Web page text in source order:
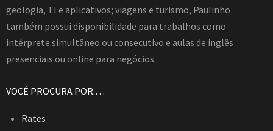
geologia, TI e aplicativos; viagens e turismo, Paulinho
também possui disponibilidade para trabalhos como
intérprete simultâneo ou consecutivo e aulas de inglês
presenciais ou online para negócios.
VOCÊ PROCURA POR.…
Rates